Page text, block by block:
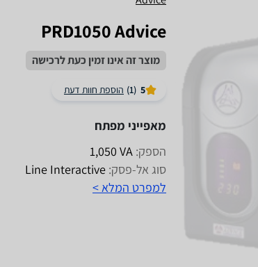
PRD1050 Advice
מוצר זה אינו זמין כעת לרכישה
5
(1) הוספת חוות דעת
מאפייני מפתח
הספק: VA‏ 1,050
סוג אל-פסק: Line Interactive
למפרט המלא >